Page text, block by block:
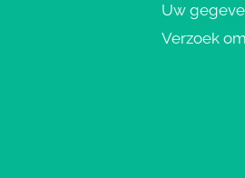
Uw
Verzoek